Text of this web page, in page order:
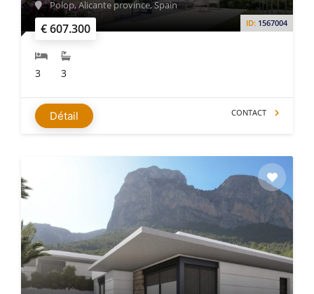
€ 607.300 ID: 1567004
Polop, Alicante province, Spain
3 3
Détail CONTACT